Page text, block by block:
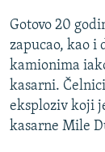
Gotovo 20
zapucao, kao i
kamionima
kasarni.
eksploziv koji
kasarne Mile